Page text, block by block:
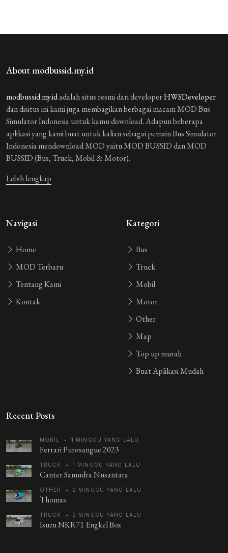
About modbussid.my.id
modbussid.my.idadalah situs resmi dari developerHWSDeveloper
dan disitus ini kami juga membagikan berbagai macam MOD Bus
Simulator Indonesia untuk kamu download. Adapun beberapa
aplikasi yang kami buat untuk kalian sebagai pemain Bus Simulator
Indonesia mendownload MOD yaitu MOD BUSSID dan MOD
BUSSID (Bus, Truck, Mobil & Motor).
Lebih lengkap
Navigasi
Home
MOD Terbaru
Tentang Kami
Kontak
Kategori
Bus
Truck
Mobil
Motor
Other
Map
Top up murah
Buat Aplikasi Mudah
Recent Posts
MOBIL • 1 MINGGU YANG LALU
Ferrari Purosangue 2023
TRUCK • 1 MINGGU YANG LALU
Canter Samudra Nusantara
OTHER • 2 MINGGU YANG LALU
Thomas
TRUCK • 2 MINGGU YANG LALU
Isuzu NKR71 Engkel Box